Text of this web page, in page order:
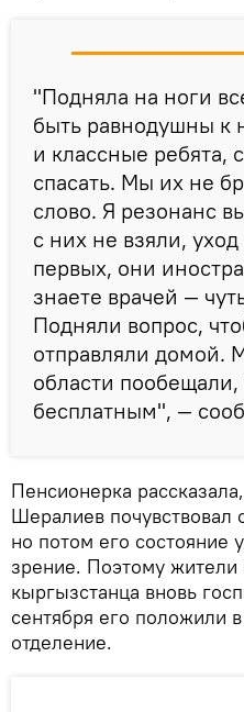
"Подняла на ноги
быть равнодушны к
и классные ребята,
спасать. Мы их не
слово. Я резонанс
с них не взяли,
первых, они
знаете врачей —
Подняли вопрос,
отправляли домой.
области
бесплатным", —
Пенсионерка
Шералиев почувствовал
но потом его состояние
зрение. Поэтому жители
кыргызстанца вновь
сентября его положили
отделение.